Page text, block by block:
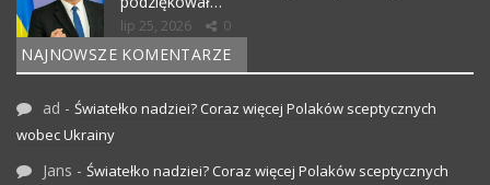
lip 25, 2026 0
NAJNOWSZE KOMENTARZE
ad - Światełko nadziei? Coraz więcej Polaków sceptycznych
wobec Ukrainy
Jans - Światełko nadziei? Coraz więcej Polaków sceptycznych